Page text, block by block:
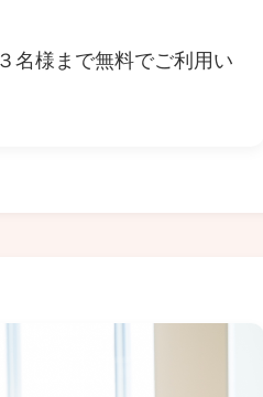
名様まで無料でご利用い